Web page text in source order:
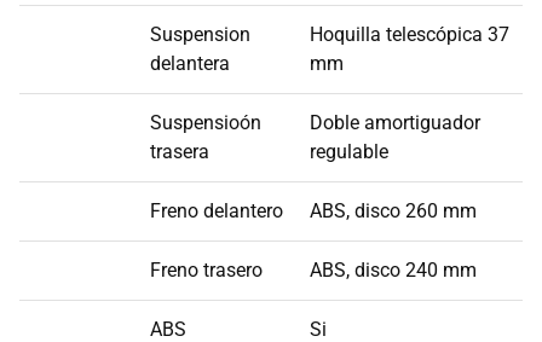
Suspension
delantera
Hoquilla telescópica 37
mm
Suspensioón
trasera
Doble amortiguador
regulable
Freno delantero ABS, disco 260 mm
Freno trasero ABS, disco 240 mm
ABS Si